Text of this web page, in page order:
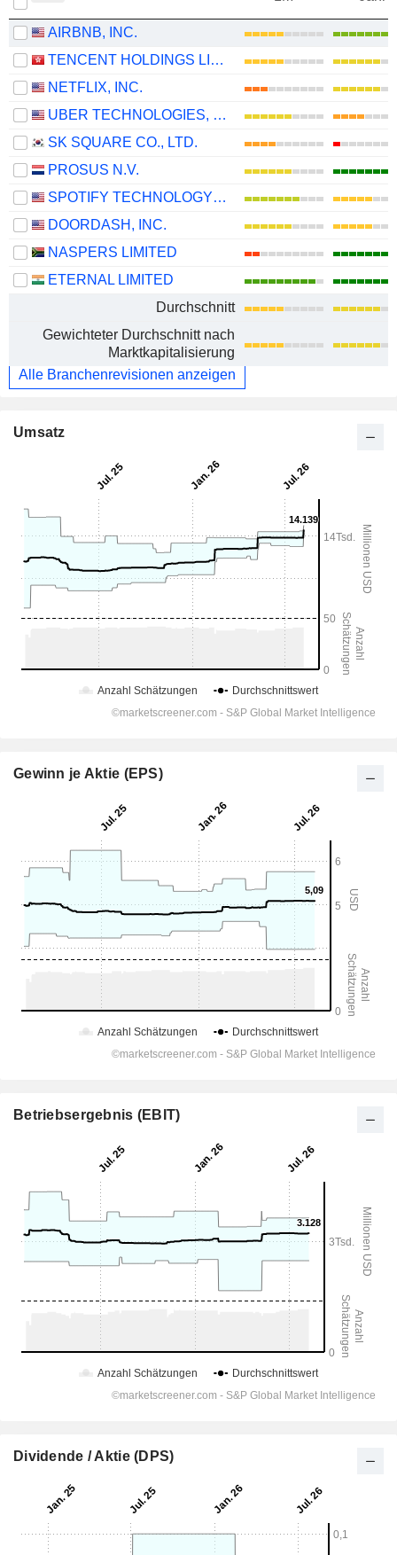
AIRBNB, INC.
TENCENT HOLDINGS LIMITED
NETFLIX, INC.
UBER TECHNOLOGIES, INC.
SK SQUARE CO., LTD.
PROSUS N.V.
SPOTIFY TECHNOLOGY S.A.
DOORDASH, INC.
NASPERS LIMITED
ETERNAL LIMITED
Durchschnitt
Gewichteter Durchschnitt nach
Marktkapitalisierung
Alle Branchenrevisionen anzeigen
Umsatz
Gewinn je Aktie (EPS)
Betriebsergebnis (EBIT)
Dividende / Aktie (DPS)